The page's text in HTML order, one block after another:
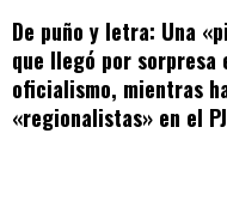
De puño y letra: Una
que llegó por sorpresa
oficialismo, mientras
«regionalistas» en el PJ